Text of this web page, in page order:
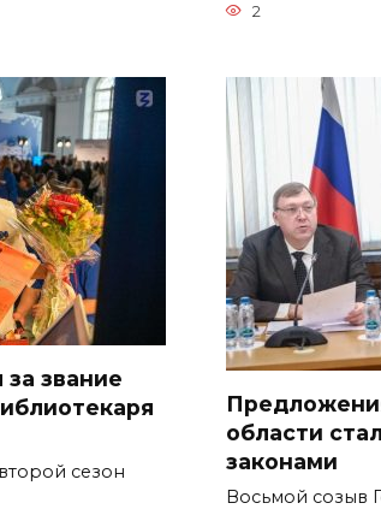
2
звание
сезон
области
законами
Восьмой созыв